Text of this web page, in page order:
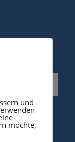
und
möchte,